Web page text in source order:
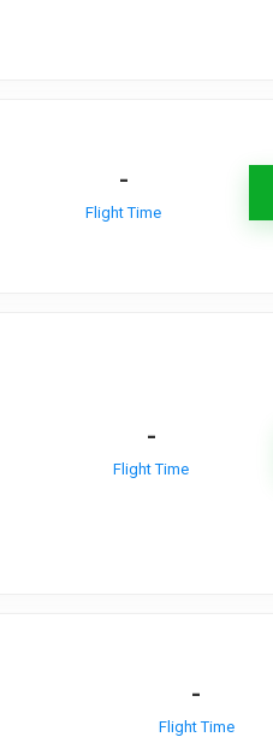
-
Flight Time
-
Flight Time
-
Flight Time